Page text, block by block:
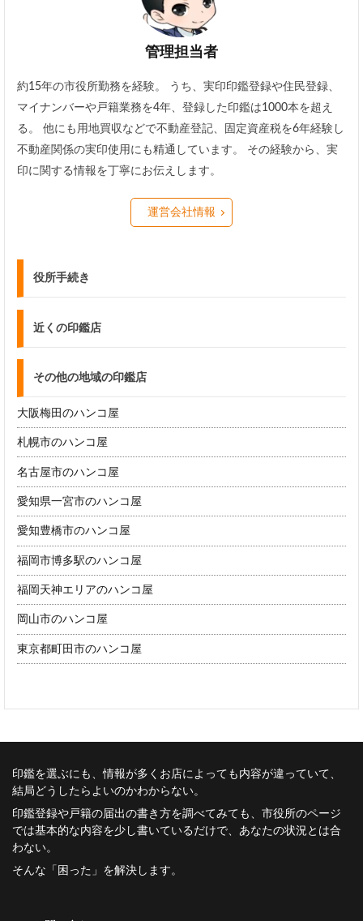
管理担当者
約15年の市役所勤務を経験。 うち、実印印鑑登録や住民登録、
マイナンバーや戸籍業務を4年、登録した印鑑は1000本を超え
る。 他にも用地買収などで不動産登記、固定資産税を6年経験し
不動産関係の実印使用にも精通しています。 その経験から、実
印に関する情報を丁寧にお伝えします。
運営会社情報
役所手続き
近くの印鑑店
その他の地域の印鑑店
大阪梅田のハンコ屋
札幌市のハンコ屋
名古屋市のハンコ屋
愛知県一宮市のハンコ屋
愛知豊橋市のハンコ屋
福岡市博多駅のハンコ屋
福岡天神エリアのハンコ屋
岡山市のハンコ屋
東京都町田市のハンコ屋
印鑑を選ぶにも、情報が多くお店によっても内容が違っていて、
結局どうしたらよいのかわからない。
印鑑登録や戸籍の届出の書き方を調べてみても、市役所のページ
では基本的な内容を少し書いているだけで、あなたの状況とは合
わない。
そんな「困った」を解決します。